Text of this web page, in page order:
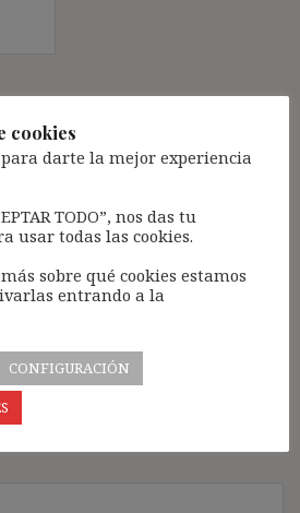
electrónico no será publicada. Los
marcados con
cookies
darte la mejor experiencia
TODO”, nos das tu
usar todas las cookies.
sobre qué cookies estamos
entrando a la
CONFIGURACIÓN